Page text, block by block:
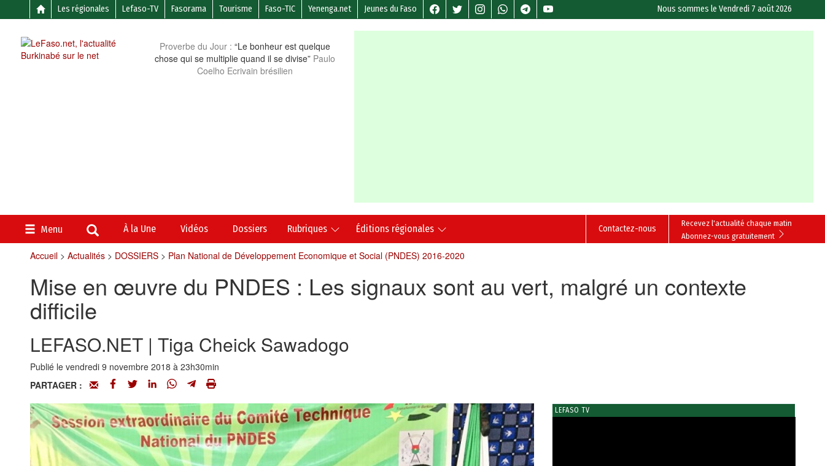
Les régionales Lefaso-TV Fasorama Tourisme Faso-TIC Yenenga.net Jeunes du Faso Nous sommes leVendredi 7 août 2026
Proverbe du Jour : “Le bonheur est quelque
chose qui se multiplie quand il se divise” Paulo
Coelho Ecrivain brésilien
Menu À la Une Vidéos Dossiers Rubriques Éditions régionales
Recevez l'actualité chaque matin
Abonnez-vous gratuitement
Contactez-nous
Accueil> Actualités> DOSSIERS> Plan National de Développement Economique et Social (PNDES) 2016-2020
Mise en œuvre du PNDES : Les signaux sont au vert, malgré un contexte
difficile
LEFASO.NET | Tiga Cheick Sawadogo
Publié le vendredi 9 novembre 2018 à 23h30min
PARTAGER :
LEFASO TV